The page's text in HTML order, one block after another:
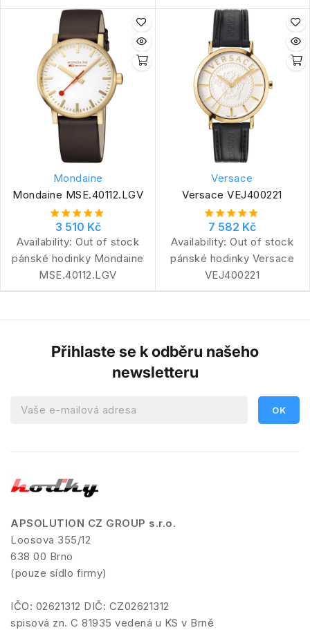
Mondaine
Mondaine MSE.40112.LGV
3 510 Kč
Availability: Out of stock
pánské hodinky Mondaine
MSE.40112.LGV
Versace
Versace VEJ400221
7 582 Kč
Availability: Out of stock
pánské hodinky Versace
VEJ400221
Přihlaste se k odběru našeho
newsletteru
APSOLUTION CZ GROUP s.r.o.
Loosova 355/12
638 00 Brno
(pouze sídlo firmy)
IČO: 02621312 DIČ: CZ02621312
spisová zn. C 81935 vedená u KS v Brně